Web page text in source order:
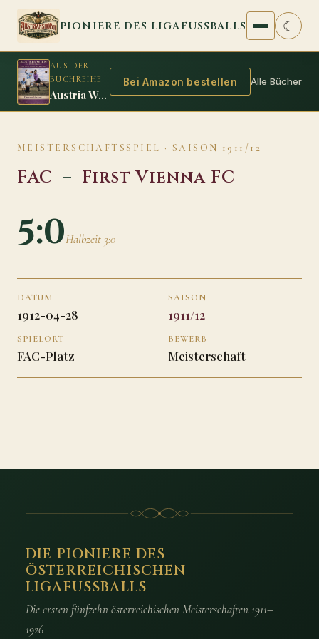
Zum Inhalt springen
PIONIERE DES LIGAFUSSBALLS ☾
AUS DER
BUCHREIHE
Austria Wien 1925/26: Das zweite Double der Amateure
Bei Amazon bestellen Alle Bücher
MEISTERSCHAFTSSPIEL · SAISON 1911/12
FAC – First Vienna FC
5:0Halbzeit 3:0
DATUM
1912-04-28
SAISON
1911/12
SPIELORT
FAC-Platz
BEWERB
Meisterschaft
DIE PIONIERE DES
ÖSTERREICHISCHEN
LIGAFUSSBALLS
Die ersten fünfzehn österreichischen Meisterschaften 1911–
1926